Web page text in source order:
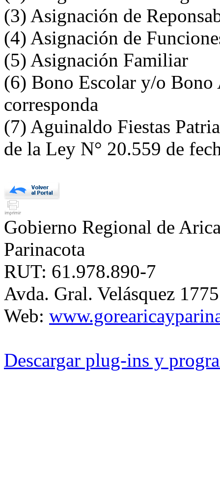
(3) Asignación de
(4) Asignación de
(5) Asignación Familiar
(6) Bono Escolar y/o Bono
corresponda
(7) Aguinaldo Fiestas
de la Ley N° 20.559 de
Gobierno Regional de
Parinacota
RUT: 61.978.890-7
Avda. Gral. Velásquez
Web:
Descargar plug-ins y